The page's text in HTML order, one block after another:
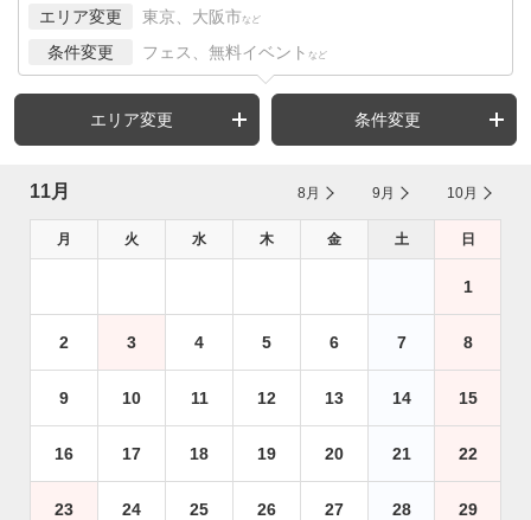
エリア変更 東京、大阪市 など
条件変更 フェス、無料イベント など
エリア変更 条件変更
11月 8月 9月 10月
月 火 水 木 金 土 日
1
2 3 4 5 6 7 8
9 10 11 12 13 14 15
16 17 18 19 20 21 22
23 24 25 26 27 28 29